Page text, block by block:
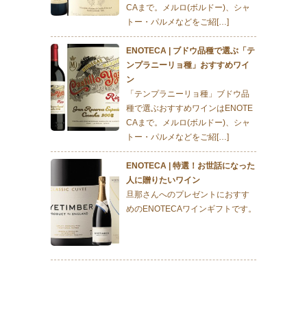
CAまで。メルロ(ボルドー)、シャ
トー・パルメなどをご紹[…]
ENOTECA | ブドウ品種で選ぶ「テ
ンプラニーリョ種」おすすめワイ
ン
「テンプラニーリョ種」ブドウ品
種で選ぶおすすめワインはENOTE
CAまで。メルロ(ボルドー)、シャ
トー・パルメなどをご紹[…]
ENOTECA | 特選！お世話になった
人に贈りたいワイン
旦那さんへのプレゼントにおすす
めのENOTECAワインギフトです。